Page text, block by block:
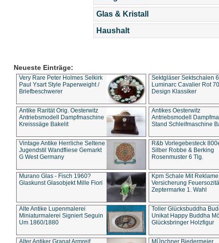
Glas & Kristall
Haushalt
Neueste Einträge:
Very Rare Peter Holmes Selkirk
Paul Ysart Style Paperweight /
Briefbeschwerer
Sektgläser Sektschalen
Luminarc Cavalier Rot
Design Klassiker
Antike Rarität Orig. Oesterwitz
Antriebsmodell Dampfmaschine
Kreisssäge Bakelit
Antikes Oesterwitz
Antriebsmodell
Stand Schleifmaschine
Vintage Antike Herrliche Seltene
Jugendstil Wandfliese Gemarkt
G West Germany
R&b Vorlegebesteck
Silber Robbe & Berking
Rosenmuster 6 Tlg.
Murano Glas - Fisch 1960?
Glaskunst Glasobjekt Mille Fiori
Kpm Schale Mit Reklame
Versicherung
Zeptermarke 1. Wahl
Alte Antike Lupenmalerei
Miniaturmalerei Signiert Seguin
Um 1860/1880
Toller Glücksbuddha
Unikat Happy Buddha
Glücksbringer Holzfigur
Alter Antiker Granat Armreif
MÜnchner Biedermeier